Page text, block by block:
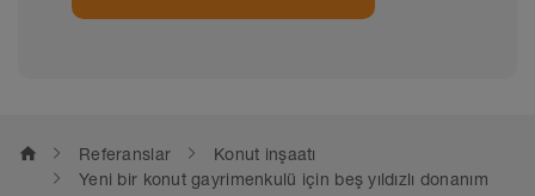
home Referanslar
Konut inşaatı
Yeni bir konut gayrimenkulü için beş yıldızlı donanım